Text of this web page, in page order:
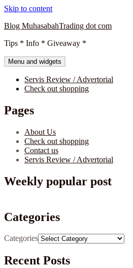
Skip to content
Blog MuhasabahTrading dot com
Tips * Info * Giveaway *
Menu and widgets
Servis Review / Advertorial
Check out shopping
Pages
About Us
Check out shopping
Contact us
Servis Review / Advertorial
Weekly popular post
Categories
Categories
Recent Posts